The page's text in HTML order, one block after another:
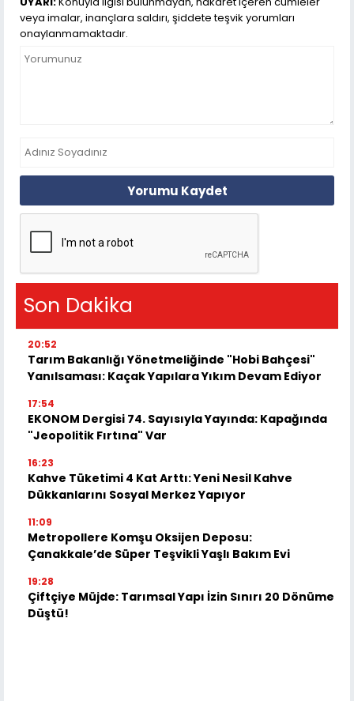
veya imalar, inançlara saldırı, şiddete teşvik yorumları
onaylanmamaktadır.
Yorumu Kaydet
Son Dakika
20:52
Tarım Bakanlığı Yönetmeliğinde "Hobi Bahçesi"
Yanılsaması: Kaçak Yapılara Yıkım Devam Ediyor
17:54
EKONOM Dergisi 74. Sayısıyla Yayında: Kapağında
"Jeopolitik Fırtına" Var
16:23
Kahve Tüketimi 4 Kat Arttı: Yeni Nesil Kahve
Dükkanlarını Sosyal Merkez Yapıyor
11:09
Metropollere Komşu Oksijen Deposu:
Çanakkale’de Süper Teşvikli Yaşlı Bakım Evi
19:28
Çiftçiye Müjde: Tarımsal Yapı İzin Sınırı 20 Dönüme
Düştü!